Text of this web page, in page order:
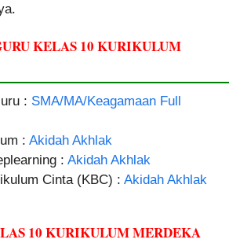
KELAS 10 KURIKULUM
: SMA/MA/Keagamaan Full
: Akidah Akhlak
: Akidah Akhlak
Cinta (KBC) : Akidah Akhlak
10 KURIKULUM MERDEKA